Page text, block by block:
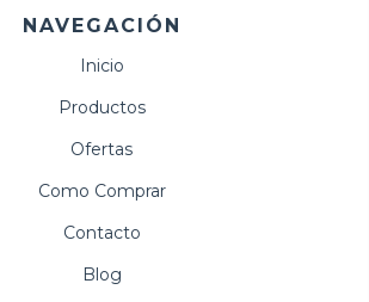
NAVEGACIÓN
Inicio
Productos
Ofertas
Como Comprar
Contacto
Blog